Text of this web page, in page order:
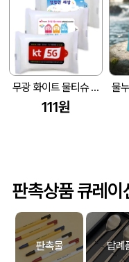
무광 화이트 물티슈 (10매/15매/20매) (150*90mm)
111원
판촉상품 큐레이
판촉물 답례